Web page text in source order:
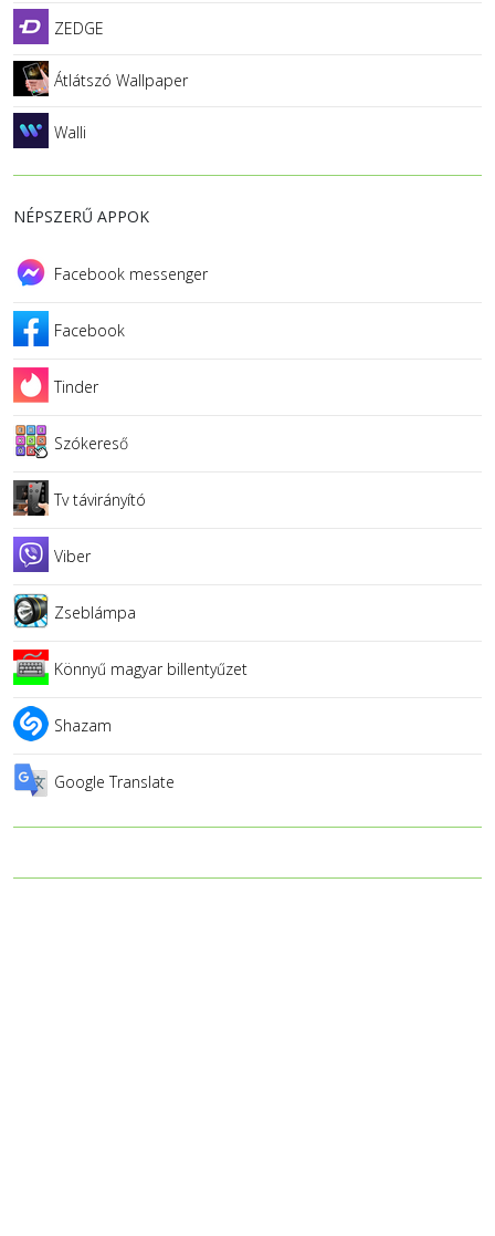
ZEDGE
Átlátszó Wallpaper
Walli
NÉPSZERŰ APPOK
Facebook messenger
Facebook
Tinder
Szókereső
Tv távirányító
Viber
Zseblámpa
Könnyű magyar billentyűzet
Shazam
Google Translate